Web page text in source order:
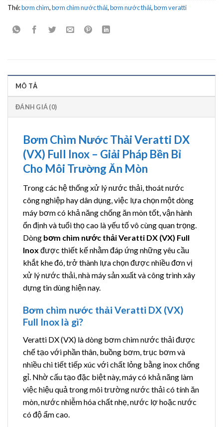
Thẻ:bơm chìm,bơm chìm nước thải,bơm nước thải,bơm veratti
MÔ TẢ
ĐÁNH GIÁ (0)
Bơm Chìm Nước Thải Veratti DX
(VX) Full Inox – Giải Pháp Bền Bỉ
Cho Môi Trường Ăn Mòn
Trong các hệ thống xử lý nước thải, thoát nước
công nghiệp hay dân dụng, việc lựa chọn một dòng
máy bơm có khả năng chống ăn mòn tốt, vận hành
ổn định và tuổi thọ cao là yếu tố vô cùng quan trọng.
Dòng bơm chìm nước thải Veratti DX (VX) Full
Inox được thiết kế nhằm đáp ứng những yêu cầu
khắt khe đó, trở thành lựa chọn được nhiều đơn vị
xử lý nước thải, nhà máy sản xuất và công trình xây
dựng tin dùng hiện nay.
Bơm chìm nước thải Veratti DX (VX)
Full Inox là gì?
Veratti DX (VX) là dòng bơm chìm nước thải được
chế tạo với phần thân, buồng bơm, trục bơm và
nhiều chi tiết tiếp xúc với chất lỏng bằng inox chống
gỉ. Nhờ cấu tạo đặc biệt này, máy có khả năng làm
việc hiệu quả trong môi trường nước thải có tính ăn
mòn, nước nhiễm hóa chất nhẹ, nước lợ hoặc nước
có độ ẩm cao.